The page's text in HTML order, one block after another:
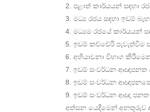
පළාත් කාර්යයන් සඳහා
මධ්‍ය රජය සඳහා ඉඩම්
මධ්‍යම රජයේ කාර්යයන්
ඉඩම් කච්චේරි පැවැත්වීම
අභියාචනා විභාග
ඉඩම් සංවර්ධන
ඉඩම් සංවර්ධන
ඉඩම් සංවර්ධන ආඥා
අත්සන යෙදීමෙන් අනතුරුව